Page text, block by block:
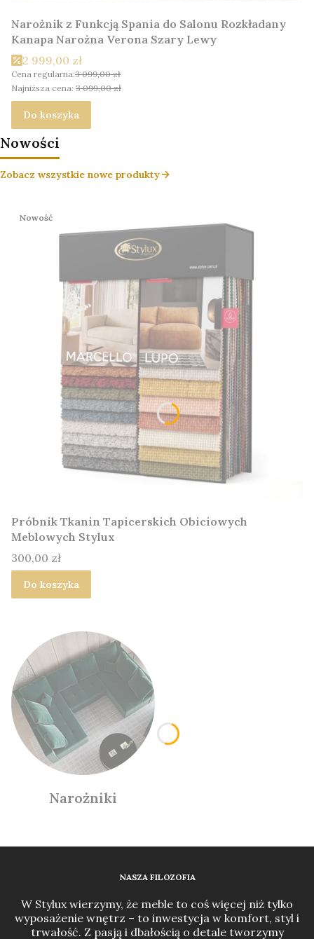
Narożnik z Funkcją Spania do Salonu Rozkładany
Kanapa Narożna Verona Szary Lewy
2 999,00 zł
Cena regularna:3 099,00 zł
Najniższa cena: 3 099,00 zł
Do koszyka
Nowości
Zobacz wszystkie nowe produkty
Nowość
Próbnik Tkanin Tapicerskich Obiciowych
Meblowych Stylux
Cena
300,00 zł
Do koszyka
Narożniki
NASZA FILOZOFIA
W Stylux wierzymy, że meble to coś więcej niż tylko
wyposażenie wnętrz – to inwestycja w komfort, styl i
trwałość. Z pasją i dbałością o detale tworzymy